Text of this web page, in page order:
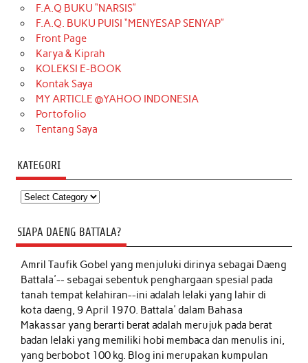
F.A.Q BUKU “NARSIS”
F.A.Q. BUKU PUISI “MENYESAP SENYAP”
Front Page
Karya & Kiprah
KOLEKSI E-BOOK
Kontak Saya
MY ARTICLE @YAHOO INDONESIA
Portofolio
Tentang Saya
KATEGORI
Kategori
SIAPA DAENG BATTALA?
Amril Taufik Gobelyang menjuluki dirinya sebagai Daeng
Battala'-- sebagai sebentuk penghargaan spesial pada
tanah tempat kelahiran--ini adalah lelaki yang lahir di
kota daeng, 9 April 1970. Battala' dalam Bahasa
Makassar yang berarti berat adalah merujuk pada berat
badan lelaki yang memiliki hobi membaca dan menulis ini,
yang berbobot 100 kg. Blog ini merupakan kumpulan